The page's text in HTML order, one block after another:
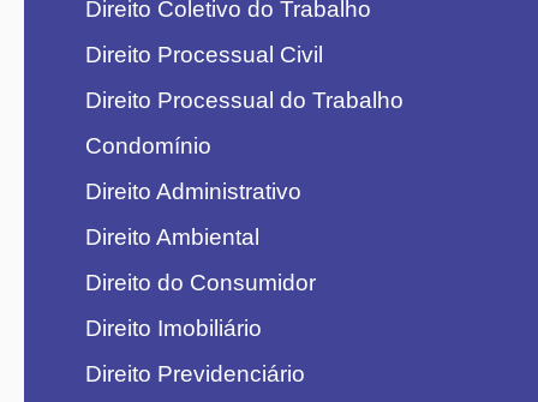
Direito Coletivo do Trabalho
Direito Processual Civil
Direito Processual do Trabalho
Condomínio
Direito Administrativo
Direito Ambiental
Direito do Consumidor
Direito Imobiliário
Direito Previdenciário